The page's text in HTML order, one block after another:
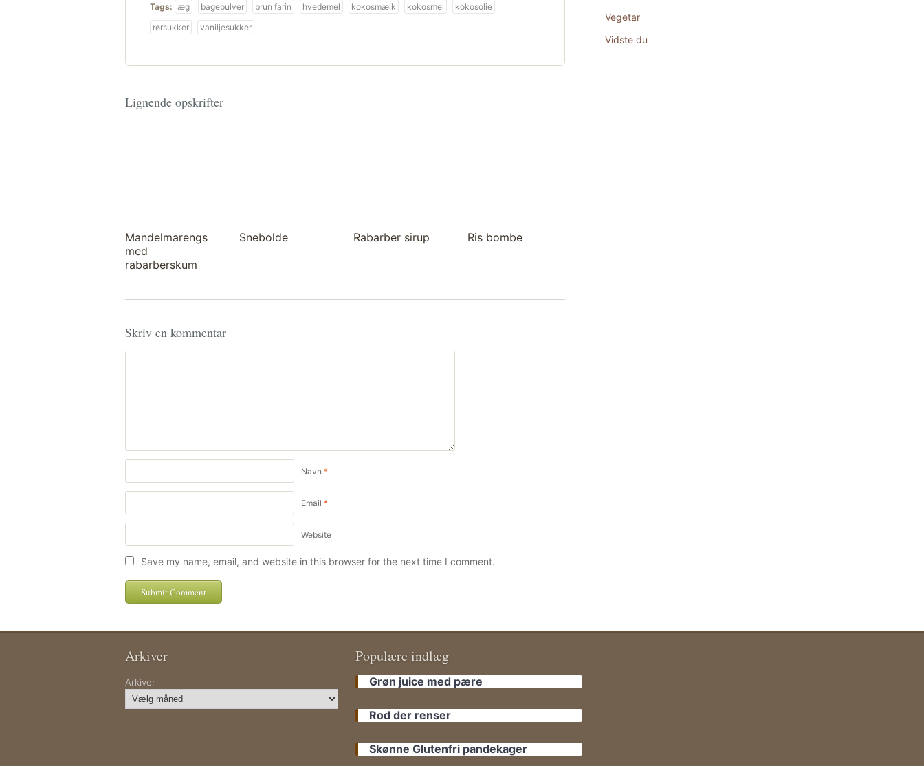
Tags: æg bagepulver brun farin hvedemel kokosmælk kokosmel
kokosolie
rørsukker
vaniljesukker
Lignende opskrifter
Mandelmarengs
med
rabarberskum
Snebolde Rabarber sirup Ris bombe
Skriv en kommentar
Navn *
Email *
Website
Save my name, email, and website in this browser for the next time I comment.
Vegetar
Vidste du
Arkiver
Arkiver
Populære indlæg
Grøn juice med pære
Rod der renser
Skønne Glutenfri pandekager